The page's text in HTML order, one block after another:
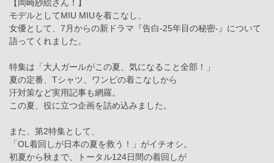
【岡崎紗絵さん！】
モデルとしてMIU MIUを着こなし、
女優として、7月からの新ドラマ『告白-25年目の秘密-』について
語ってくれました。
特集は「大人ガールがこの夏、気になること全部！」
夏の定番、Tシャツ、ワンピの着こなしから
汗対策など実用記事も網羅。
この夏、役に立つ企画を詰め込みました。
また、第2特集として、
「OL着回しが日本の夏を救う！」がイチオシ。
初夏から秋まで、トータル124日間の着回しが